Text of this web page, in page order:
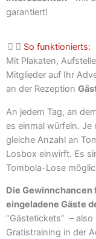
garantiert!
So funktionierts:
Mit Plakaten,
Mitglieder auf Ihr
an der Rezeption
An jedem Tag, an
es einmal würfeln.
gleiche Anzahl an
Losbox einwirft. Es
Tombola-Lose
Die
eingeladene Gäste
“Gästetickets” –
Gratistraining in der